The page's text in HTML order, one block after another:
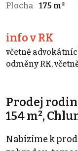
Plocha
175 m²
info v RK
včetně
odměny RK,
Prodej
154 m²,
Nabízíme k